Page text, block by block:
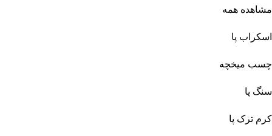
مشاهده همه
اسکراب پا
چسب میخچه
سنگ پا
کرم ترک پا